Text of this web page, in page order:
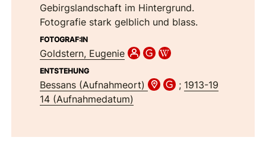
Gebirgslandschaft im Hintergrund.
Fotografie stark gelblich und blass.
FOTOGRAF:IN
Goldstern, Eugenie
ENTSTEHUNG
Bessans (Aufnahmeort) ; 1913-19
14 (Aufnahmedatum)